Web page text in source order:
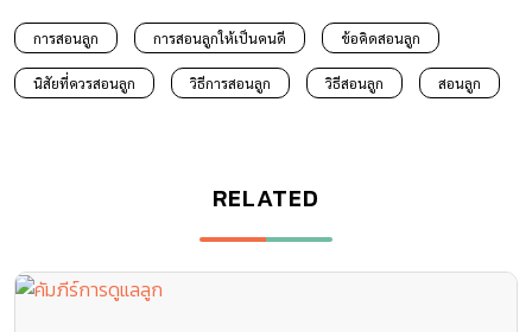
การสอนลูก การสอนลูกให้เป็นคนดี ข้อคิดสอนลูก
นิสัยที่ควรสอนลูก วิธีการสอนลูก วิธีสอนลูก สอนลูก
RELATED